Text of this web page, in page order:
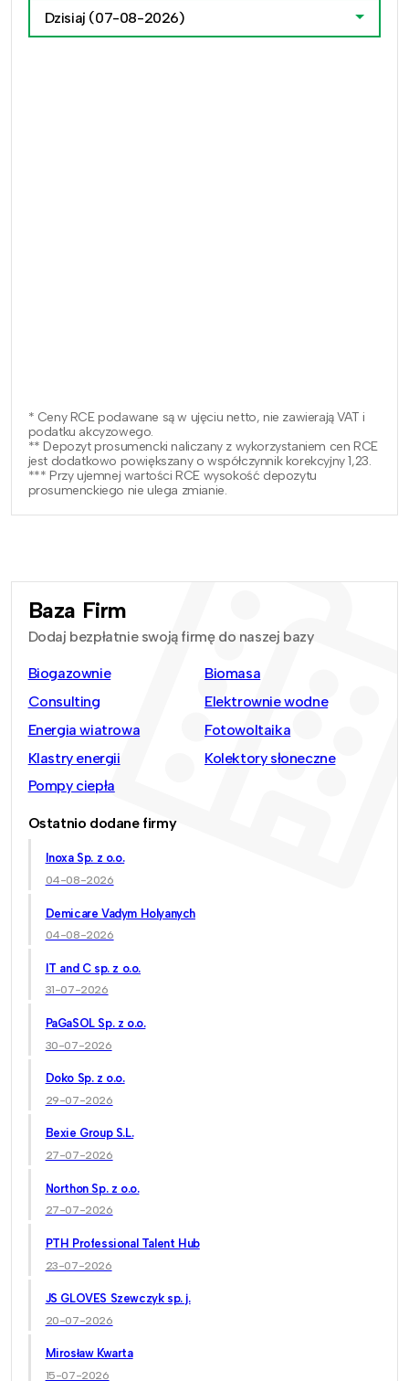
Dzisiaj (07-08-2026)
* Ceny RCE podawane są w ujęciu netto, nie zawierają VAT i
podatku akcyzowego.
** Depozyt prosumencki naliczany z wykorzystaniem cen RCE
jest dodatkowo powiększany o współczynnik korekcyjny 1,23.
*** Przy ujemnej wartości RCE wysokość depozytu
prosumenckiego nie ulega zmianie.
Baza Firm
Dodaj bezpłatnie swoją firmę do naszej bazy
Biogazownie
Biomasa
Consulting
Elektrownie wodne
Energia wiatrowa
Fotowoltaika
Klastry energii
Kolektory słoneczne
Pompy ciepła
Ostatnio dodane firmy
Inoxa Sp. z o.o.
04-08-2026
Demicare Vadym Holyanych
04-08-2026
IT and C sp. z o.o.
31-07-2026
PaGaSOL Sp. z o.o.
30-07-2026
Doko Sp. z o.o.
29-07-2026
Bexie Group S.L.
27-07-2026
Northon Sp. z o.o.
27-07-2026
PTH Professional Talent Hub
23-07-2026
JS GLOVES Szewczyk sp. j.
20-07-2026
Mirosław Kwarta
15-07-2026